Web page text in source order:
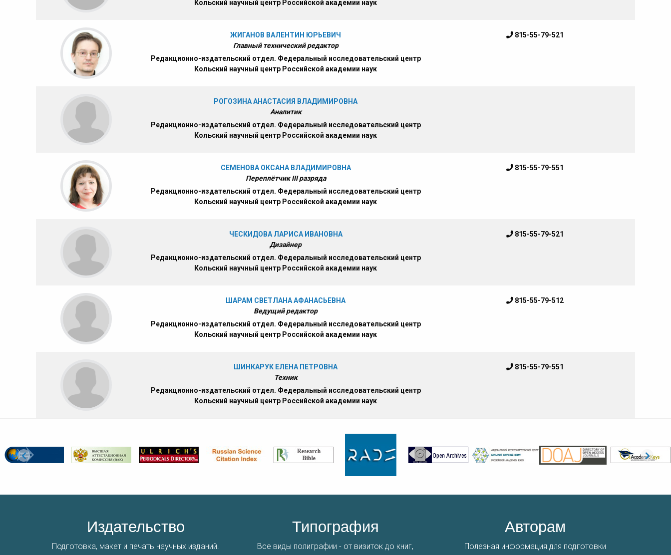
Кольский научный центр Российской академии наук
ЖИГАНОВ ВАЛЕНТИН ЮРЬЕВИЧ
Главный технический редактор
Редакционно-издательский отдел. Федеральный исследовательский центр
Кольский научный центр Российской академии наук
815-55-79-521
РОГОЗИНА АНАСТАСИЯ ВЛАДИМИРОВНА
Аналитик
Редакционно-издательский отдел. Федеральный исследовательский центр
Кольский научный центр Российской академии наук
СЕМЕНОВА ОКСАНА ВЛАДИМИРОВНА
Переплётчик III разряда
Редакционно-издательский отдел. Федеральный исследовательский центр
Кольский научный центр Российской академии наук
815-55-79-551
ЧЕСКИДОВА ЛАРИСА ИВАНОВНА
Дизайнер
Редакционно-издательский отдел. Федеральный исследовательский центр
Кольский научный центр Российской академии наук
815-55-79-521
ШАРАМ СВЕТЛАНА АФАНАСЬЕВНА
Ведущий редактор
Редакционно-издательский отдел. Федеральный исследовательский центр
Кольский научный центр Российской академии наук
815-55-79-512
ШИНКАРУК ЕЛЕНА ПЕТРОВНА
Техник
Редакционно-издательский отдел. Федеральный исследовательский центр
Кольский научный центр Российской академии наук
815-55-79-551
Издательство
Подготовка, макет и печать научных изданий.
Типография
Все виды полиграфии - от визиток до книг,
Авторам
Полезная информация для подготовки